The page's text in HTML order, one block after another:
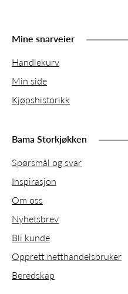
Mine snarveier
Handlekurv
Min side
Kjøpshistorikk
Bama Storkjøkken
Spørsmål og svar
Inspirasjon
Om oss
Nyhetsbrev
Bli kunde
Opprett netthandelsbruker
Beredskap